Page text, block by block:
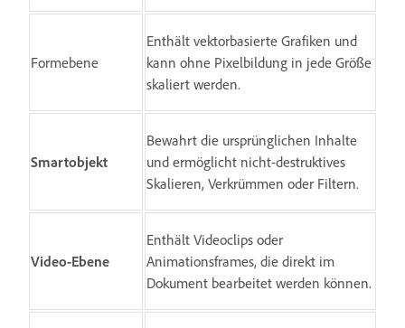
Formebene
Enthält vektorbasierte Grafiken und
kann ohne Pixelbildung in jede Größe
skaliert werden.
Smartobjekt
Bewahrt die ursprünglichen Inhalte
und ermöglicht nicht-destruktives
Skalieren, Verkrümmen oder Filtern.
Video-Ebene
Enthält Videoclips oder
Animationsframes, die direkt im
Dokument bearbeitet werden können.